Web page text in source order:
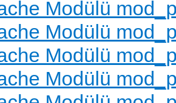
Modülü
Modülü
Modülü
Modülü